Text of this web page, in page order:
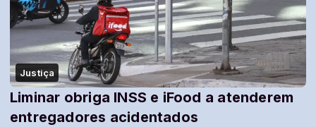
Justiça
Liminar obriga INSS e iFood a atenderem
entregadores acidentados